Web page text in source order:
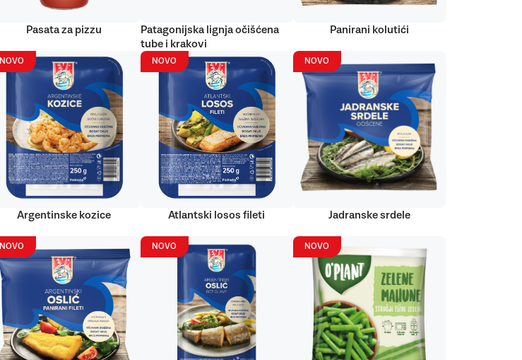
Pasata za pizzu
Patagonijska lignja očišćena
tube i krakovi
Panirani kolutići
NOVO
Argentinske kozice
NOVO
Atlantski losos fileti
NOVO
Jadranske srdele
NOVO NOVO NOVO